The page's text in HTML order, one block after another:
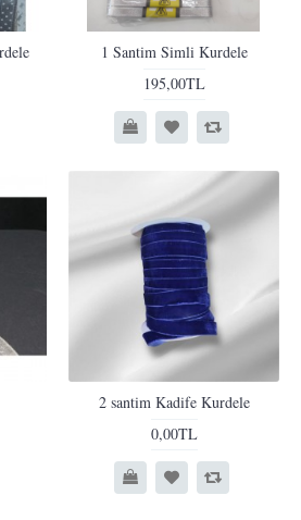
1 Santim Simli Kurdele
195,00TL
2 santim Kadife Kurdele
0,00TL